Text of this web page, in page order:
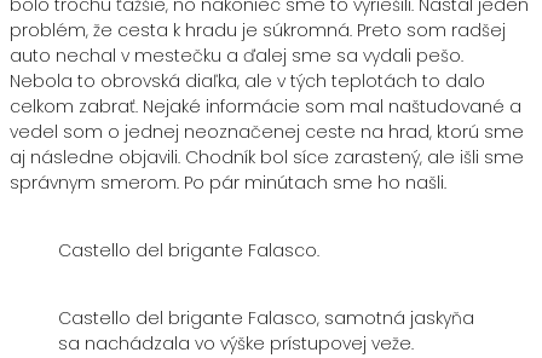
bolo trochu ťažšie, no nakoniec sme to vyriešili. Nastal jeden
problém, že cesta k hradu je súkromná. Preto som radšej
auto nechal v mestečku a ďalej sme sa vydali pešo.
Nebola to obrovská diaľka, ale v tých teplotách to dalo
celkom zabrať. Nejaké informácie som mal naštudované a
vedel som o jednej neoznačenej ceste na hrad, ktorú sme
aj následne objavili. Chodník bol síce zarastený, ale išli sme
správnym smerom. Po pár minútach sme ho našli.
Castello del brigante Falasco.
Castello del brigante Falasco, samotná jaskyňa
sa nachádzala vo výške prístupovej veže.